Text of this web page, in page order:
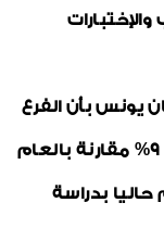
يونس بأن الفرع
قد حقق فائض في 30/06/2018 م بنسبة 9% مقارنة بالعام
06/2017 م و يقوم حاليا بدراسة